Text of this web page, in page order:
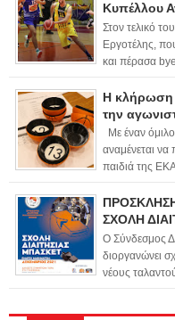
Κυπέλλου
Στον τελικό
Εργοτέλης,
και πέρασα bye
Η κλήρωση
την
Με έναν
αναμένεται
παιδιά της
ΣΧΟΛΗ
Ο Σύνδεσμος
διοργανώνει
νέους